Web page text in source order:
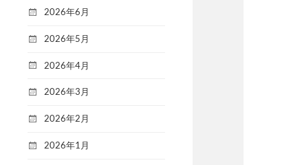
2026年6月
2026年5月
2026年4月
2026年3月
2026年2月
2026年1月